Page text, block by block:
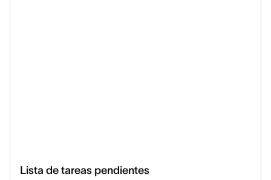
Lista de tareas pendientes